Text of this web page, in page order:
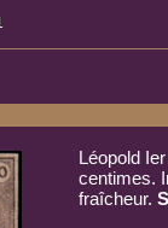
Léopold
centimes.
fraîcheur.